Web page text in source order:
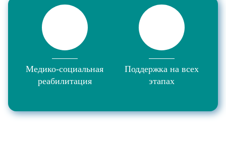
Медико-социальная
реабилитация
Поддержка на всех
этапах